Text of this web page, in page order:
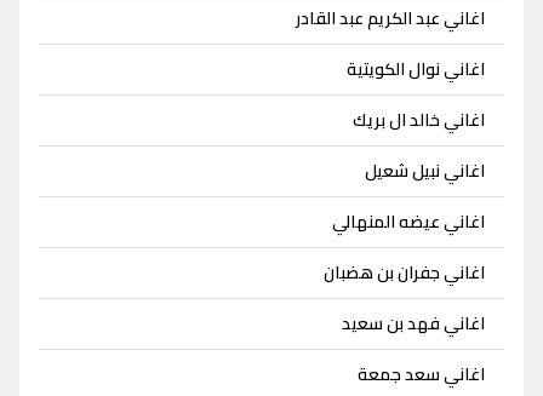
اغاني عبد الكريم عبد القادر
اغاني نوال الكويتية
اغاني خالد ال بريك
اغاني نبيل شعيل
اغاني عيضه المنهالي
اغاني جفران بن هضبان
اغاني فهد بن سعيد
اغاني سعد جمعة